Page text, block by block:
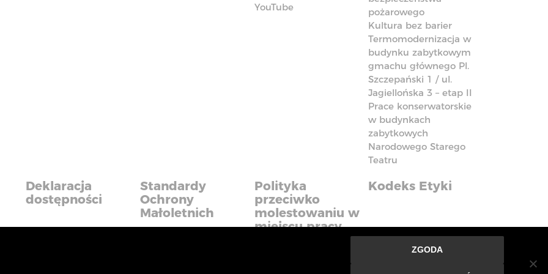
YouTube
pożarowego
Kultura bez barier
Termomodernizacja w
budynku zabytkowym
gmachu głównego Pl.
Szczepański 1 / ul.
Jagiellońska 3 – etap II
Prace konserwatorskie
w budynkach
zabytkowych
Narodowego Starego
Teatru
Deklaracja
dostępności
Standardy
Ochrony
Małoletnich
Polityka
przeciwko
molestowaniu w
miejscu pracy
Kodeks Etyki
ZGODA
usługi na najwyższym poziomie. Dalsze korzystanie ze strony oznacza, że